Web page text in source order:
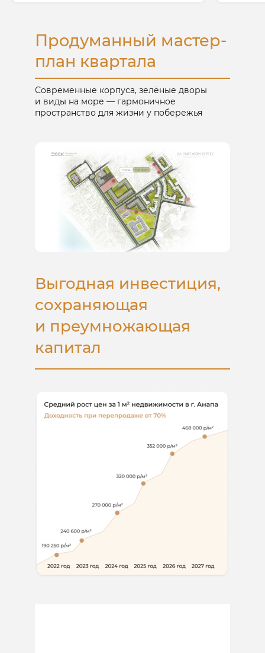
Продуманный мастер-
план квартала
Современные корпуса, зелёные дворы
и виды на море — гармоничное
пространство для жизни у побережья
Выгодная инвестиция,
сохраняющая
и преумножающая
капитал